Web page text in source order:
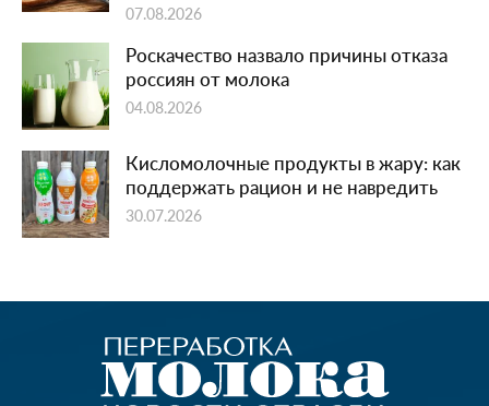
07.08.2026
Роскачество назвало причины отказа
россиян от молока
04.08.2026
Кисломолочные продукты в жару: как
поддержать рацион и не навредить
30.07.2026